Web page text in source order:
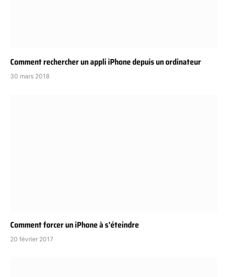
Comment rechercher un appli iPhone depuis un ordinateur
30 mars 2018
Comment forcer un iPhone à s’éteindre
20 février 2017